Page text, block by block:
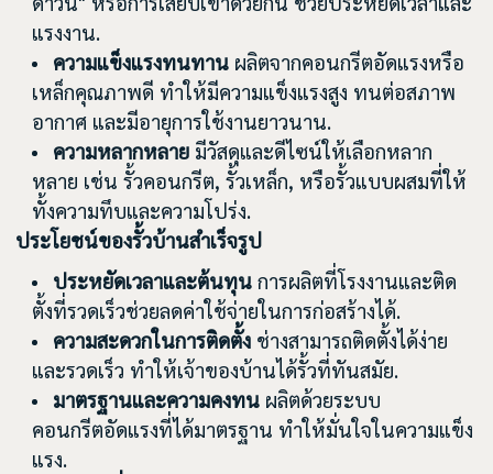
แรงงาน.
ความแข็งแรงทนทาน ผลิตจากคอนกรีตอัดแรงหรือ
เหล็กคุณภาพดี ทำให้มีความแข็งแรงสูง ทนต่อสภาพ
อากาศ และมีอายุการใช้งานยาวนาน.
ความหลากหลาย มีวัสดุและดีไซน์ให้เลือกหลาก
หลาย เช่น รั้วคอนกรีต, รั้วเหล็ก, หรือรั้วแบบผสมที่ให้
ทั้งความทึบและความโปร่ง.
ประโยชน์ของรั้วบ้านสำเร็จรูป
ประหยัดเวลาและต้นทุนการผลิตที่โรงงานและติด
ตั้งที่รวดเร็วช่วยลดค่าใช้จ่ายในการก่อสร้างได้.
ความสะดวกในการติดตั้ง ช่างสามารถติดตั้งได้ง่าย
และรวดเร็ว ทำให้เจ้าของบ้านได้รั้วที่ทันสมัย.
มาตรฐานและความคงทน ผลิตด้วยระบบ
คอนกรีตอัดแรงที่ได้มาตรฐาน ทำให้มั่นใจในความแข็ง
แรง.